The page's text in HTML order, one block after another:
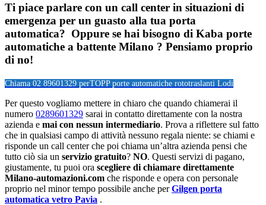
Ti piace parlare con un call center in situazioni di
emergenza per un guasto alla tua porta
automatica? Oppure se hai bisogno di Kaba porte
automatiche a battente Milano ? Pensiamo proprio
di no!
Chiama 02 89601329 perTOPP porte automatiche rototraslanti Lodi
Per questo vogliamo mettere in chiaro che quando chiamerai il
numero 0289601329 sarai in contatto direttamente con la nostra
azienda e mai con nessun intermediario. Prova a riflettere sul fatto
che in qualsiasi campo di attività nessuno regala niente: se chiami e
risponde un call center che poi chiama un’altra azienda pensi che
tutto ciò sia un servizio gratuito? NO. Questi servizi di pagano,
giustamente, tu puoi ora scegliere di chiamare direttamente
Milano-automazioni.com che risponde e opera con personale
proprio nel minor tempo possibile anche perGilgen porta
automatica vetro Pavia .